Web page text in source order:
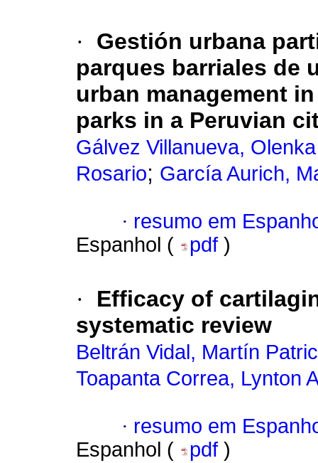
·
Gestión urbana
parques barriales de
urban management
parks in a Peruvian
Gálvez Villanueva,
Rosario; García Aurich,
· resumo em
Espanhol (
pdf )
·
Efficacy of
systematic review
Beltrán Vidal, Martín
Toapanta Correa, Lynton
· resumo em
Espanhol (
pdf )